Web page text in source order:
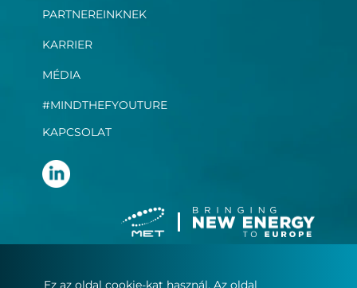
PARTNEREINKNEK
KARRIER
MÉDIA
#MINDTHEFYOUTURE
KAPCSOLAT
Ez az oldal cookie-kat használ. Az oldal